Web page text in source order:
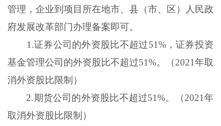
管理，企业到项目所在地市、县（市、区）人民政
府发展改革部门办理备案即可。
1 .证券公司的外资股比不超过51%，证券投资
基金管理公司的外资股比不超过51%。（2021年取
消外资股比限制）
2.期货公司的外资股比不超过51%。（2021年
取消外资股比限制）